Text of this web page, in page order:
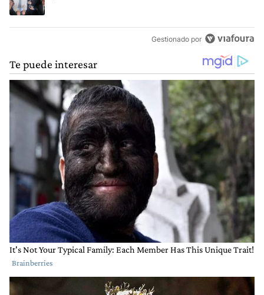
Gestionado por